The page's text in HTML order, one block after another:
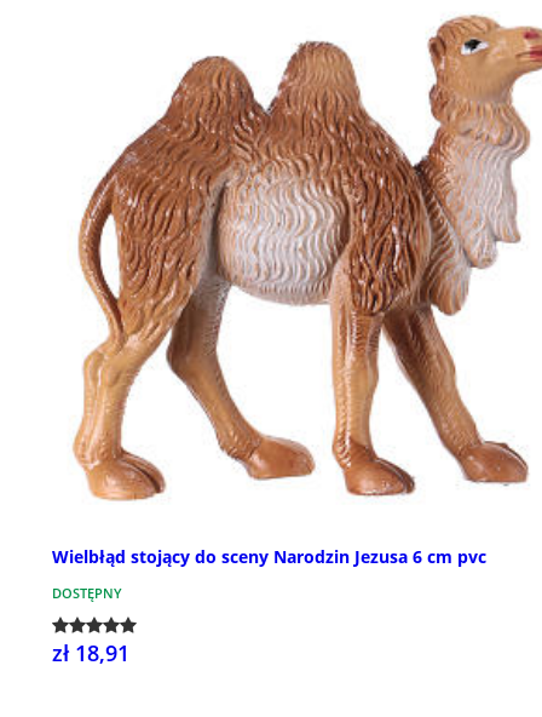
Wielbłąd stojący do sceny Narodzin Jezusa 6 cm pvc
DOSTĘPNY
zł 18,91